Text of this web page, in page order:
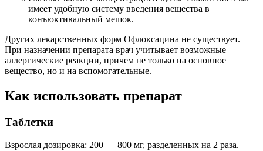
имеет удобную систему введения вещества в
конъюктивальный мешок.
Других лекарственных форм Офлоксацина не существует.
При назначении препарата врач учитывает возможные
аллергические реакции, причем не только на основное
вещество, но и на вспомогательные.
Как использовать препарат
Таблетки
Взрослая дозировка: 200 — 800 мг, разделенных на 2 раза.